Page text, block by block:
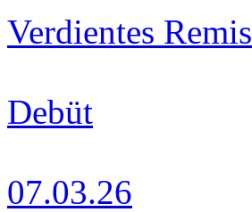
Verdientes Remis
Debüt
07.03.26